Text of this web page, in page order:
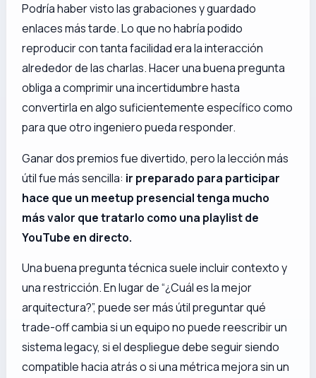
Podría haber visto las grabaciones y guardado
enlaces más tarde. Lo que no habría podido
reproducir con tanta facilidad era la interacción
alrededor de las charlas. Hacer una buena pregunta
obliga a comprimir una incertidumbre hasta
convertirla en algo suficientemente específico como
para que otro ingeniero pueda responder.
Ganar dos premios fue divertido, pero la lección más
útil fue más sencilla: ir preparado para participar
hace que un meetup presencial tenga mucho
más valor que tratarlo como una playlist de
YouTube en directo.
Una buena pregunta técnica suele incluir contexto y
una restricción. En lugar de “¿Cuál es la mejor
arquitectura?”, puede ser más útil preguntar qué
trade-off cambia si un equipo no puede reescribir un
sistema legacy, si el despliegue debe seguir siendo
compatible hacia atrás o si una métrica mejora sin un